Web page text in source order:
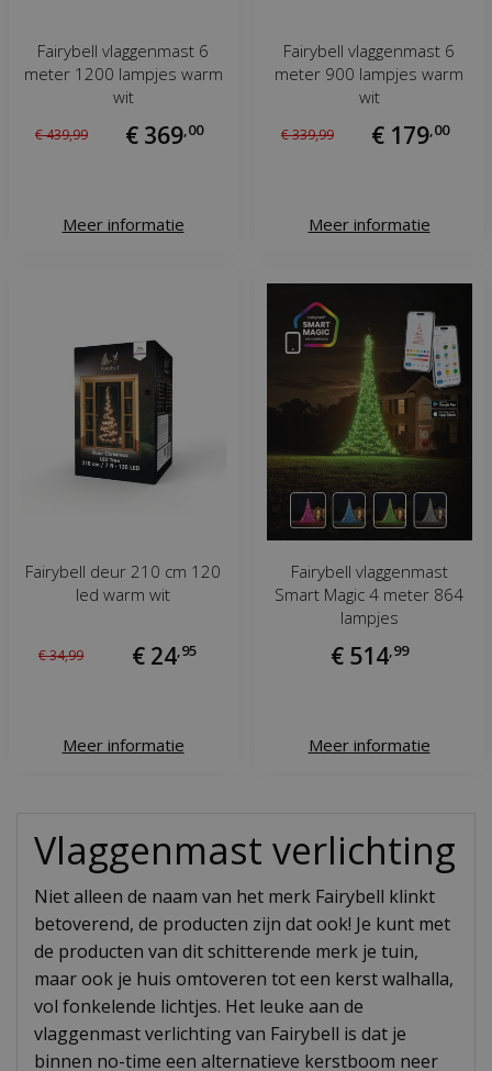
Fairybell vlaggenmast 6
meter 1200 lampjes warm
wit
€439,99 € 369, 00
Meer informatie
Fairybell vlaggenmast 6
meter 900 lampjes warm
wit
€339,99 € 179, 00
Meer informatie
Fairybell deur 210 cm 120
led warm wit
€34,99 € 24 95
Meer informatie
Fairybell vlaggenmast
Smart Magic 4 meter 864
lampjes
€ 514 99
Meer informatie
Vlaggenmast verlichting
Niet alleen de naam van het merk Fairybell klinkt
betoverend, de producten zijn dat ook! Je kunt met
de producten van dit schitterende merk je tuin,
maar ook je huis omtoveren tot een kerst walhalla,
vol fonkelende lichtjes. Het leuke aan de
vlaggenmast verlichting van Fairybell is dat je
binnen no-time een alternatieve kerstboom neer